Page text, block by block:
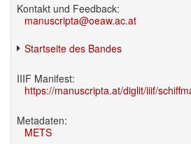
Kontakt und Feedback:
manuscripta@oeaw.ac.at
Startseite des Bandes
IIIF Manifest:
https://manuscripta.at/diglit/iiif/
Metadaten:
METS